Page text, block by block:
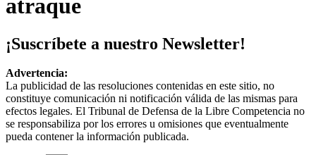
atraque
¡Suscríbete a nuestro Newsletter!
Advertencia:
La publicidad de las resoluciones contenidas en este sitio, no
constituye comunicación ni notificación válida de las mismas para
efectos legales. El Tribunal de Defensa de la Libre Competencia no
se responsabiliza por los errores u omisiones que eventualmente
pueda contener la información publicada.